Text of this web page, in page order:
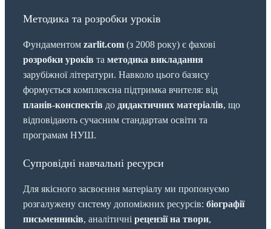
Методика та розробки уроків
Фундаментом zarlit.com (з 2008 року) є фахові
розробки уроків та методика викладання
зарубіжної літератури. Навколо цього базису
формується комплексна підтримка вчителя: від
планів-конспектів до дидактичних матеріалів, що
відповідають сучасним стандартам освіти та
програмам НУШ.
Супровідні навчальні ресурси
Для якісного засвоєння матеріалу ми пропонуємо
розгалужену систему допоміжних ресурсів: біографії
письменників, аналітичні рецензії на твори,